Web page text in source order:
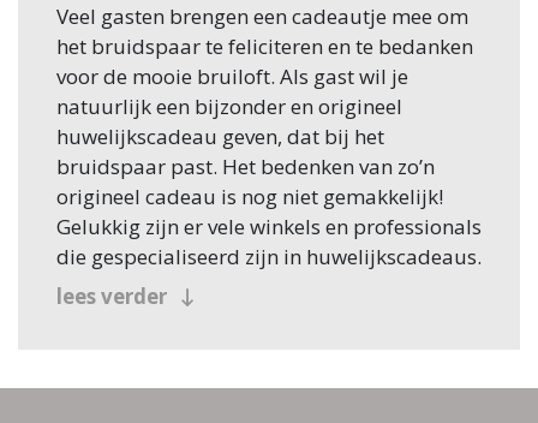
Veel gasten brengen een cadeautje mee om
het bruidspaar te feliciteren en te bedanken
voor de mooie bruiloft. Als gast wil je
natuurlijk een bijzonder en origineel
huwelijkscadeau geven, dat bij het
bruidspaar past. Het bedenken van zo’n
origineel cadeau is nog niet gemakkelijk!
Gelukkig zijn er vele winkels en professionals
die gespecialiseerd zijn in huwelijkscadeaus.
lees verder